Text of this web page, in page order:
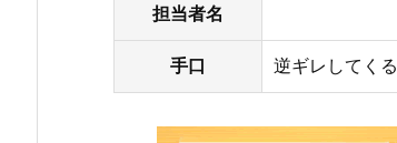
担当者名
手口 逆ギレしてくる